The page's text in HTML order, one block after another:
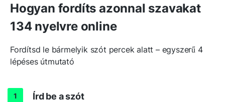
Hogyan fordíts azonnal szavakat
134 nyelvre online
Fordítsd le bármelyik szót percek alatt – egyszerű 4
lépéses útmutató
Írd be a szót